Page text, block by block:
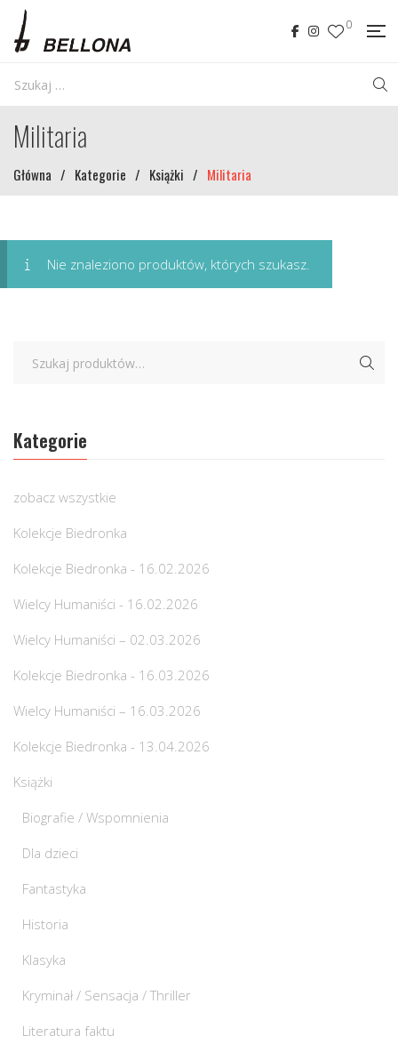
0
Militaria
Główna / Kategorie / Książki / Militaria
Nie znaleziono produktów, których szukasz.
Kategorie
zobacz wszystkie
Kolekcje Biedronka
Kolekcje Biedronka - 16.02.2026
Wielcy Humaniści - 16.02.2026
Wielcy Humaniści – 02.03.2026
Kolekcje Biedronka - 16.03.2026
Wielcy Humaniści – 16.03.2026
Kolekcje Biedronka - 13.04.2026
Książki
Biografie / Wspomnienia
Dla dzieci
Fantastyka
Historia
Klasyka
Kryminał / Sensacja / Thriller
Literatura faktu